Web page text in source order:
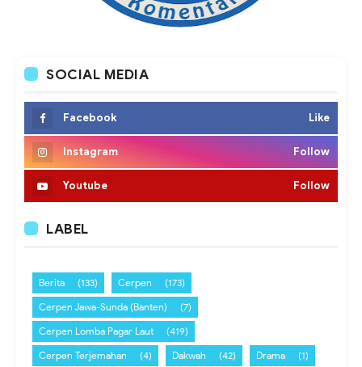
SOCIAL MEDIA
Facebook Like
Instagram Follow
Youtube Follow
LABEL
Berita (133) Cerpen
(173)
Cerpen Jawa-Sunda (Banten)
(7)
Cerpen Lomba Pagar Laut
(419)
Cerpen Terjemahan
(4) Dakwah (42) Drama
(1)